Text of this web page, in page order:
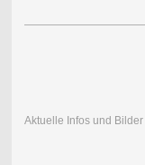
Aktuelle Infos und